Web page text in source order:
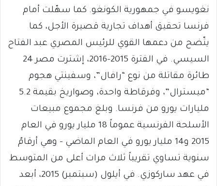
نغويسو في جمهورية الكونغو. كما سهّلت أمام
فرنسا تحقيق أهداف تجارية قصيرة الأجل، كما
يتّضح من دعمها القوي للرئيس المصري عبد الفتاح
السيسي. في الفترة 2015-2016، إشترت مصر 24
طائرة مقاتلة من نوع “رافال”، وسفينتي هجوم
“ميسترال”، وفرقاطة واحدة، وصواريخ بقيمة 5.2
مليارات يورو من فرنسا. وبلغ مجموع مبيعات
الأسلحة الفرنسية عموماً 18 مليار يورو في العام
2015 و14 مليار يورو في العام الماضي – وهي أرقامٌ
سنوية تساوي تقريباً ثلاث مرات أعلى من المتوسط
في عهد ساركوزي. في أيلول (سبتمبر) 2015، أبعد